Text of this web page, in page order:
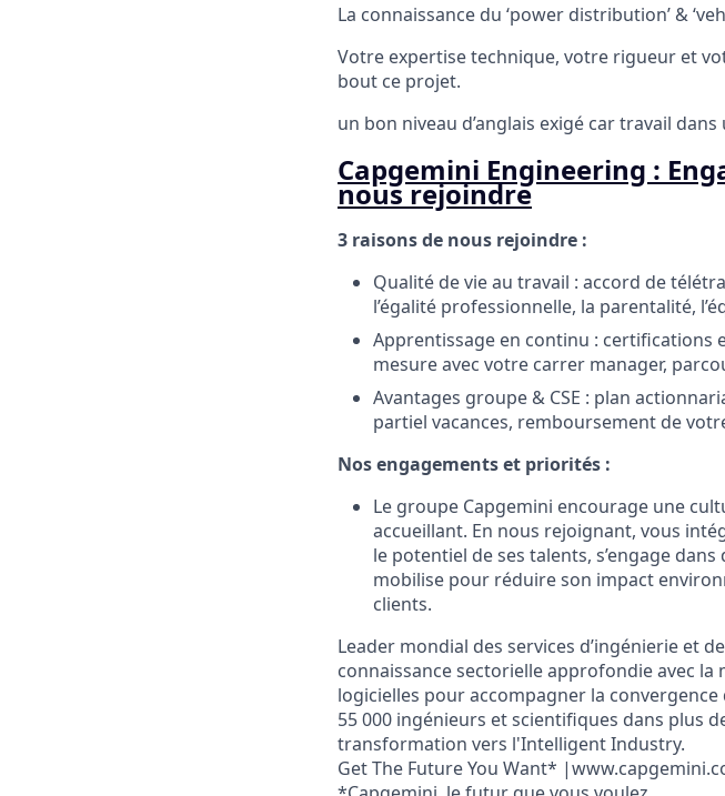
La connaissance du ‘power distribution’ &
Votre expertise technique, votre rigueur et
bout ce projet.
un bon niveau d’anglais exigé car travail
Capgemini Engineering :
nous rejoindre
3 raisons de nous rejoindre :
Qualité de vie au travail : accord de
l’égalité professionnelle, la parentalité,
Apprentissage en continu : certifications
mesure avec votre carrer manager,
Avantages groupe & CSE : plan
partiel vacances, remboursement de
Nos engagements et priorités :
Le groupe Capgemini encourage une
accueillant. En nous rejoignant, vous
le potentiel de ses talents, s’engage
mobilise pour réduire son impact
clients.
Leader mondial des services d’ingénierie et
connaissance sectorielle approfondie avec
logicielles pour accompagner la
55 000 ingénieurs et scientifiques dans plus
transformation vers l'Intelligent Industry.
Get The Future You Want*